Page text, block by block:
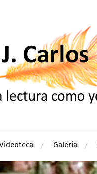
Videoteca Galería